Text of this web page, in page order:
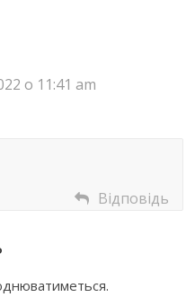
о 11:41 am
Відповідь